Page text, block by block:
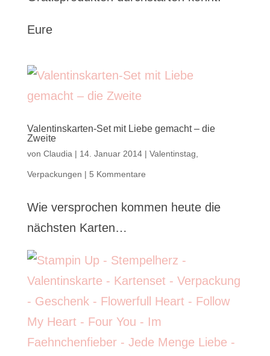
Eure
Valentinskarten-Set mit Liebe gemacht – die
Zweite
von Claudia | 14. Januar 2014| Valentinstag
Verpackungen | 5 Kommentare
Wie versprochen kommen heute die
nächsten Karten…